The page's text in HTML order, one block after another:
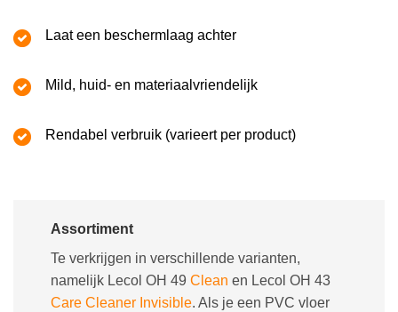
Laat een beschermlaag achter
Mild, huid- en materiaalvriendelijk
Rendabel verbruik (varieert per product)
Assortiment
Te verkrijgen in verschillende varianten,
namelijk Lecol OH 49 Clean en Lecol OH 43
Care Cleaner Invisible. Als je een PVC vloer